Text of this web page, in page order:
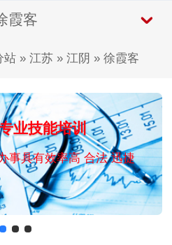
霞客
站» 江苏» 江阴 » 徐霞客
业技能培训
事具有效率高 合法 迅捷